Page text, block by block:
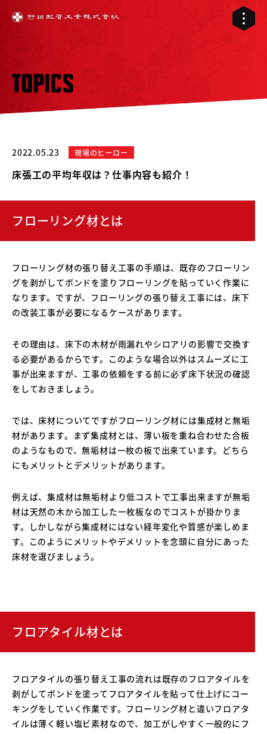
03 RELIVE
04 中古車買取販売テンペスト
05 NOJ岡山店
TOPICS
2022.05.23 現場のヒーロー
床張工の平均年収は？仕事内容も紹介！
フローリング材とは
フローリング材の張り替え工事の手順は、既存のフローリン
グを剥がしてボンドを塗りフローリングを貼っていく作業に
なります。ですが、フローリングの張り替え工事には、床下
の改装工事が必要になるケースがあります。
その理由は、床下の木材が雨漏れやシロアリの影響で交換す
る必要があるからです。このような場合以外はスムーズに工
事が出来ますが、工事の依頼をする前に必ず床下状況の確認
をしておきましょう。
では、床材についてですがフローリング材には集成材と無垢
材があります。まず集成材とは、薄い板を重ね合わせた合板
のようなもので、無垢材は一枚の板で出来ています。どちら
にもメリットとデメリットがあります。
例えば、集成材は無垢材より低コストで工事出来ますが無垢
材は天然の木から加工した一枚板なのでコストが掛かりま
す。しかしながら集成材にはない経年変化や質感が楽しめま
す。このようにメリットやデメリットを念頭に自分にあった
床材を選びましょう。
フロアタイル材とは
フロアタイルの張り替え工事の流れは既存のフロアタイルを
剥がしてボンドを塗ってフロアタイルを貼って仕上げにコー
キングをしていく作業です。フローリング材と違いフロアタ
イルは薄く軽い塩ビ素材なので、加工がしやすく一般的にフ